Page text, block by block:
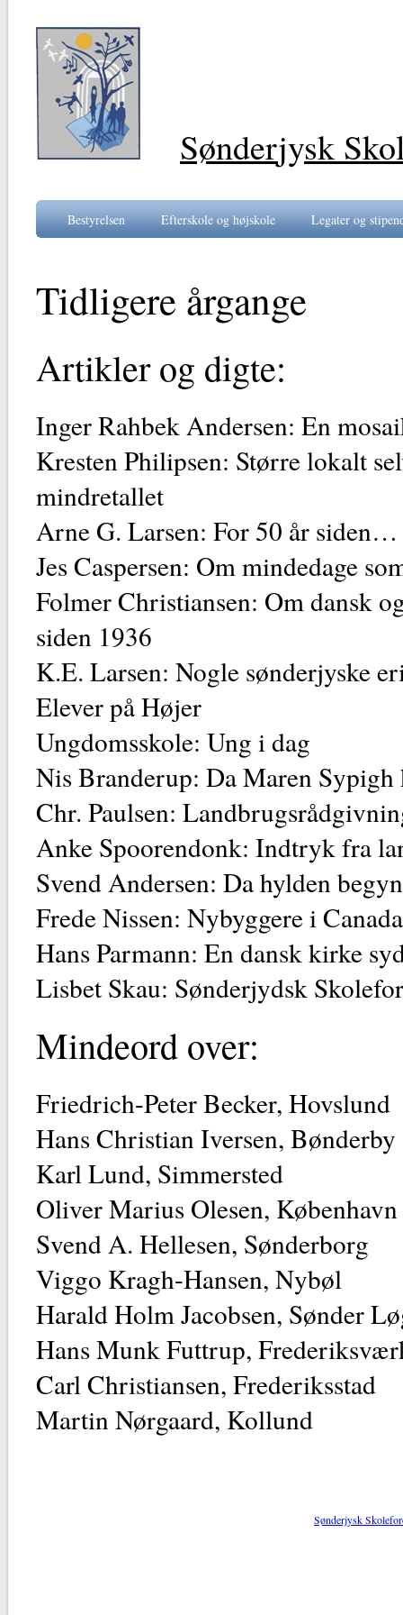
Sønderjysk
Bestyrelsen Efterskole og højskole Legater og
Tidligere årgange
Artikler og digte:
Inger Rahbek Andersen: En
Kresten Philipsen: Større lokalt
mindretallet
Arne G. Larsen: For 50 år siden…
Jes Caspersen: Om mindedage
Folmer Christiansen: Om dansk
siden 1936
K.E. Larsen: Nogle sønderjyske
Elever på Højer
Ungdomsskole: Ung i dag
Nis Branderup: Da Maren
Chr. Paulsen:
Anke Spoorendonk: Indtryk fra
Svend Andersen: Da hylden
Frede Nissen: Nybyggere i
Hans Parmann: En dansk kirke
Lisbet Skau: Sønderjydsk
Mindeord over:
Friedrich-Peter Becker, Hovslund
Hans Christian Iversen, Bønderby
Karl Lund, Simmersted
Oliver Marius Olesen, København
Svend A. Hellesen, Sønderborg
Viggo Kragh-Hansen, Nybøl
Harald Holm Jacobsen, Sønder
Hans Munk Futtrup,
Carl Christiansen, Frederiksstad
Martin Nørgaard, Kollund
Sønderjysk